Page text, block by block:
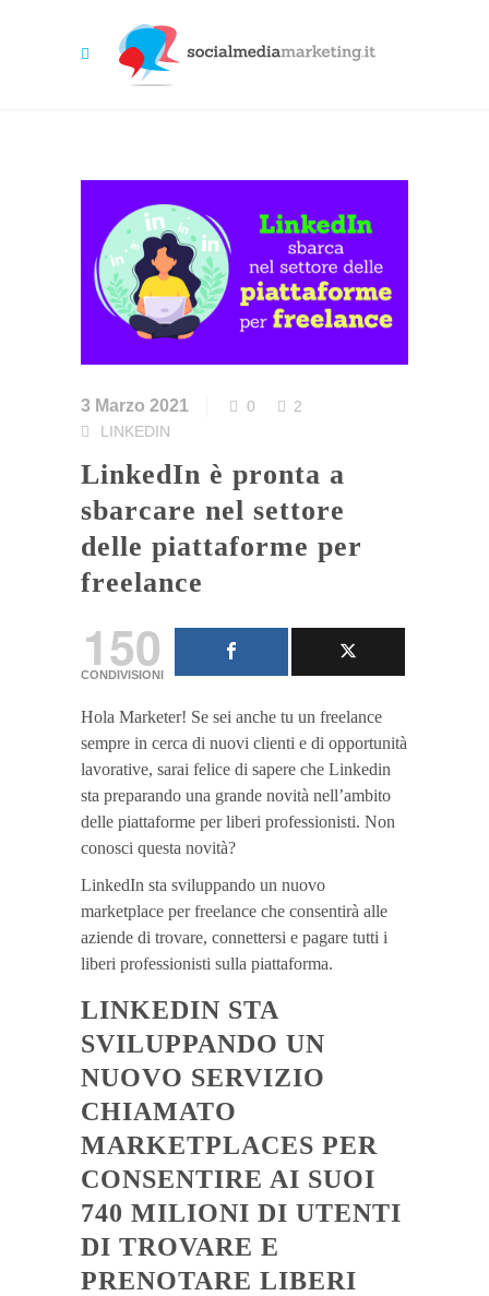
3 Marzo 2021 0
2
LINKEDIN
LinkedIn è pronta a
sbarcare nel settore
delle piattaforme per
freelance
150
CONDIVISIONI
Hola Marketer! Se sei anche tu un freelance
sempre in cerca di nuovi clienti e di opportunità
lavorative, sarai felice di sapere che Linkedin
sta preparando una grande novità nell’ambito
delle piattaforme per liberi professionisti. Non
conosci questa novità?
LinkedIn sta sviluppando un nuovo
marketplace per freelance che consentirà alle
aziende di trovare, connettersi e pagare tutti i
liberi professionisti sulla piattaforma.
LINKEDIN STA
SVILUPPANDO UN
NUOVO SERVIZIO
CHIAMATO
MARKETPLACES PER
CONSENTIRE AI SUOI
740 MILIONI DI UTENTI
DI TROVARE E
PRENOTARE LIBERI